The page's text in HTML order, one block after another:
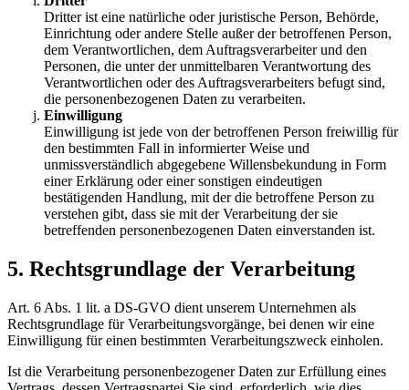
Dritter ist eine natürliche oder juristische Person, Behörde,
Einrichtung oder andere Stelle außer der betroffenen Person,
dem Verantwortlichen, dem Auftragsverarbeiter und den
Personen, die unter der unmittelbaren Verantwortung des
Verantwortlichen oder des Auftragsverarbeiters befugt sind,
die personenbezogenen Daten zu verarbeiten.
Einwilligung
Einwilligung ist jede von der betroffenen Person freiwillig für
den bestimmten Fall in informierter Weise und
unmissverständlich abgegebene Willensbekundung in Form
einer Erklärung oder einer sonstigen eindeutigen
bestätigenden Handlung, mit der die betroffene Person zu
verstehen gibt, dass sie mit der Verarbeitung der sie
betreffenden personenbezogenen Daten einverstanden ist.
5. Rechtsgrundlage der Verarbeitung
Art. 6 Abs. 1 lit. a DS-GVO dient unserem Unternehmen als
Rechtsgrundlage für Verarbeitungsvorgänge, bei denen wir eine
Einwilligung für einen bestimmten Verarbeitungszweck einholen.
Ist die Verarbeitung personenbezogener Daten zur Erfüllung eines